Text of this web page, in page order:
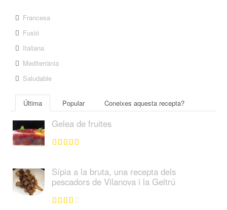
Francesa
Fusió
Italiana
Mediterrània
Saludable
Última Popular Coneixes aquesta recepta?
Gelea de fruites
Sípia a la bruta, una recepta dels
pescadors de Vilanova i la Geltrú